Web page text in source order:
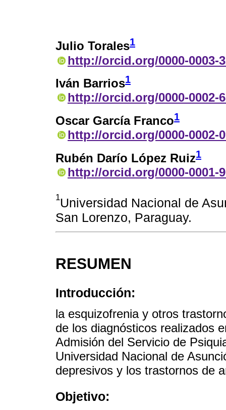
Julio Torales1
http://orcid.org/0000-0003-
Iván Barrios1
http://orcid.org/0000-0002-
Oscar García Franco1
http://orcid.org/0000-0002-
Rubén Darío López Ruiz1
http://orcid.org/0000-0001-
1Universidad Nacional de
San Lorenzo, Paraguay.
RESUMEN
Introducción:
la esquizofrenia y otros
de los diagnósticos realizados
Admisión del Servicio de
Universidad Nacional de
depresivos y los trastornos de
Objetivo: